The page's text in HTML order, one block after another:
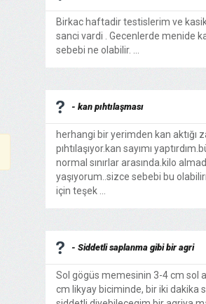
Birkac haftadir testislerim ve
sanci vardi . Gecenlerde menide
sebebi ne olabilir. ...
- kan pıhtılaşması
herhangi bir yerimden kan aktığı
pıhtılaşıyor.kan sayımı
normal sınırlar arasında.kilo
yaşıyorum..sizce sebebi bu
için teşek ...
- Siddetli saplanma gibi bir agri
Sol gögüs memesinin 3-4 cm sol
cm likyay biciminde, bir iki dakika